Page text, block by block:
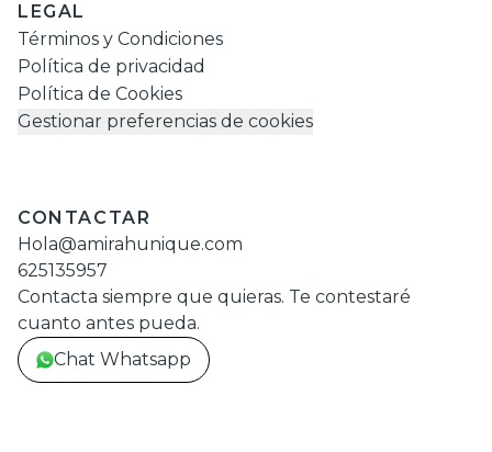
LEGAL
Términos y Condiciones
Política de privacidad
Política de Cookies
Gestionar preferencias de cookies
CONTACTAR
Hola@amirahunique.com
625135957
Contacta siempre que quieras. Te contestaré
cuanto antes pueda.
Chat Whatsapp